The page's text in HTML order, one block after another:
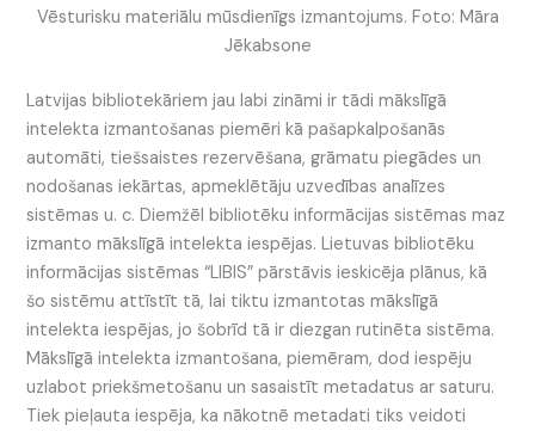
Vēsturisku materiālu mūsdienīgs izmantojums. Foto: Māra
Jēkabsone
Latvijas bibliotekāriem jau labi zināmi ir tādi mākslīgā
intelekta izmantošanas piemēri kā pašapkalpošanās
automāti, tiešsaistes rezervēšana, grāmatu piegādes un
nodošanas iekārtas, apmeklētāju uzvedības analīzes
sistēmas u. c. Diemžēl bibliotēku informācijas sistēmas maz
izmanto mākslīgā intelekta iespējas. Lietuvas bibliotēku
informācijas sistēmas “LIBIS” pārstāvis ieskicēja plānus, kā
šo sistēmu attīstīt tā, lai tiktu izmantotas mākslīgā
intelekta iespējas, jo šobrīd tā ir diezgan rutinēta sistēma.
Mākslīgā intelekta izmantošana, piemēram, dod iespēju
uzlabot priekšmetošanu un sasaistīt metadatus ar saturu.
Tiek pieļauta iespēja, ka nākotnē metadati tiks veidoti